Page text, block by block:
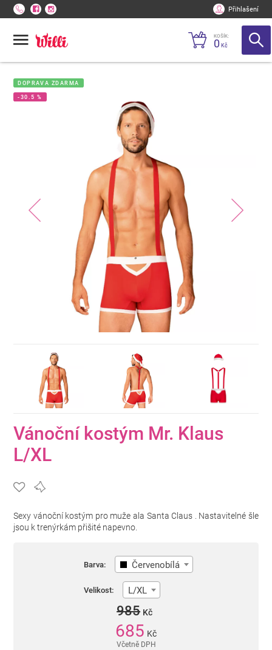
Přihlašení
KOŠÍK:
0 Kč
DOPRAVA ZDARMA
-30.5 %
Vánoční kostým Mr. Klaus
L/XL
Sexy vánoční kostým pro muže ala Santa Claus . Nastavitelné šle
jsou k trenýrkám přišité napevno.
Barva: Červenobílá
Velikost: L/XL
985 Kč
685 Kč
Včetně DPH